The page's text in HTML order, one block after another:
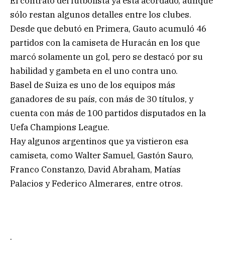
sólo restan algunos detalles entre los clubes.
Desde que debutó en Primera, Gauto acumuló 46
partidos con la camiseta de Huracán en los que
marcó solamente un gol, pero se destacó por su
habilidad y gambeta en el uno contra uno.
Basel de Suiza es uno de los equipos más
ganadores de su país, con más de 30 títulos, y
cuenta con más de 100 partidos disputados en la
Uefa Champions League.
Hay algunos argentinos que ya vistieron esa
camiseta, como Walter Samuel, Gastón Sauro,
Franco Constanzo, David Abraham, Matías
Palacios y Federico Almerares, entre otros.
.